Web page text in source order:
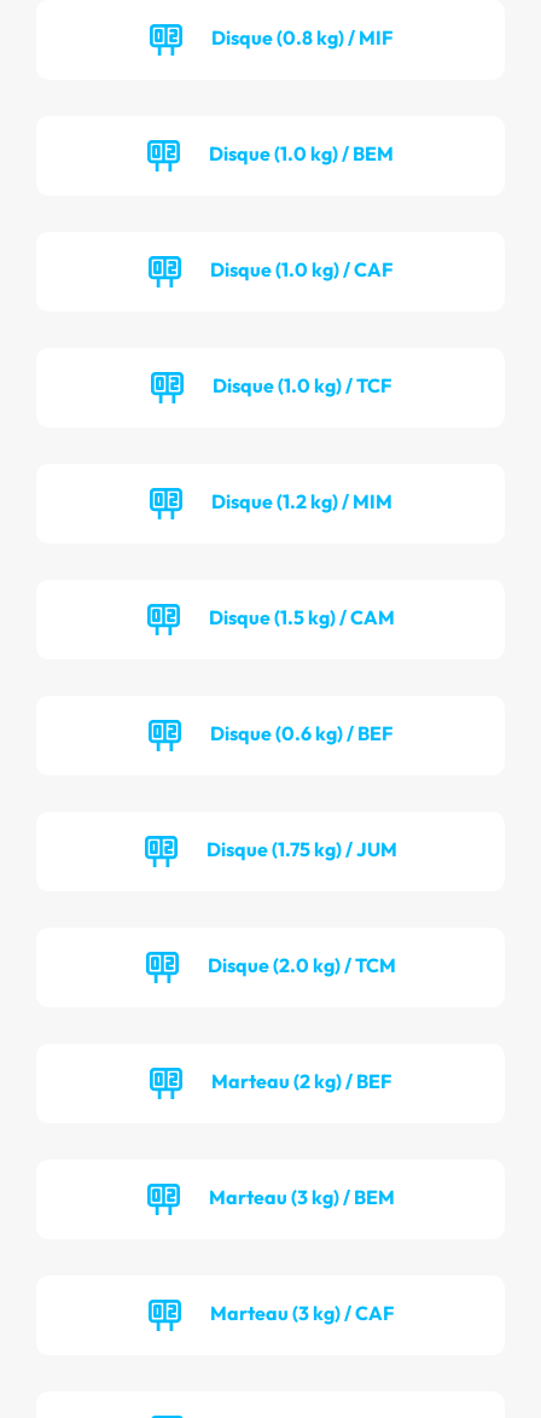
Disque (0.8 kg) / MIF
Disque (1.0 kg) / BEM
Disque (1.0 kg) / CAF
Disque (1.0 kg) / TCF
Disque (1.2 kg) / MIM
Disque (1.5 kg) / CAM
Disque (0.6 kg) / BEF
Disque (1.75 kg) / JUM
Disque (2.0 kg) / TCM
Marteau (2 kg) / BEF
Marteau (3 kg) / BEM
Marteau (3 kg) / CAF